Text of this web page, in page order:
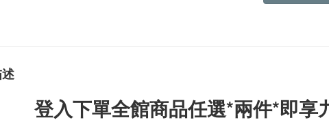
登入下單全館商品任選*兩件*即享